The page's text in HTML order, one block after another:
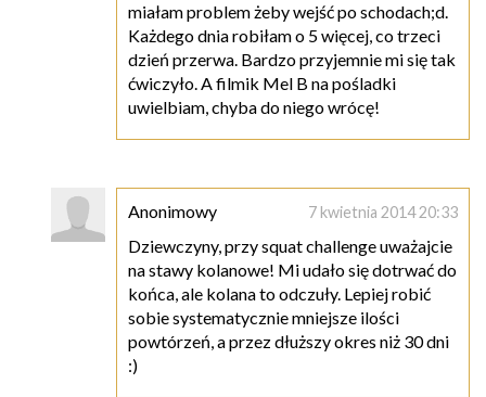
miałam problem żeby wejść po schodach;d.
Każdego dnia robiłam o 5 więcej, co trzeci
dzień przerwa. Bardzo przyjemnie mi się tak
ćwiczyło. A filmik Mel B na pośladki
uwielbiam, chyba do niego wrócę!
Anonimowy 7 kwietnia 2014 20:33
Dziewczyny, przy squat challenge uważajcie
na stawy kolanowe! Mi udało się dotrwać do
końca, ale kolana to odczuły. Lepiej robić
sobie systematycznie mniejsze ilości
powtórzeń, a przez dłuższy okres niż 30 dni
:)